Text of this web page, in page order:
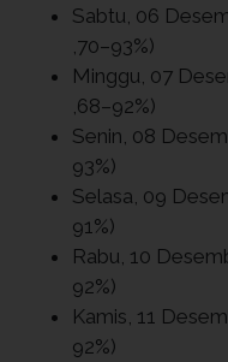
Sabtu, 06
,70–93%)
Minggu, 07
,68–92%)
Senin, 08
93%)
Selasa, 09
91%)
Rabu, 10
92%)
Kamis, 11
92%)